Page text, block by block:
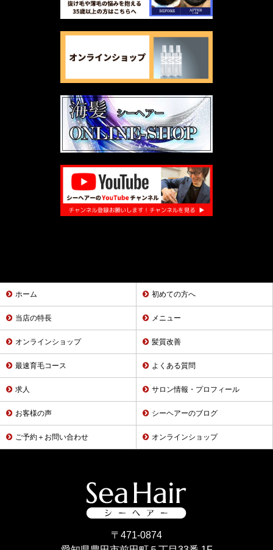
ホーム 初めての方へ
当店の特長 メニュー
オンラインショップ 髪質改善
最速育毛コース よくある質問
求人 サロン情報・プロフィール
お客様の声 シーヘアーのブログ
ご予約＋お問い合わせ オンラインショップ
〒471-0874